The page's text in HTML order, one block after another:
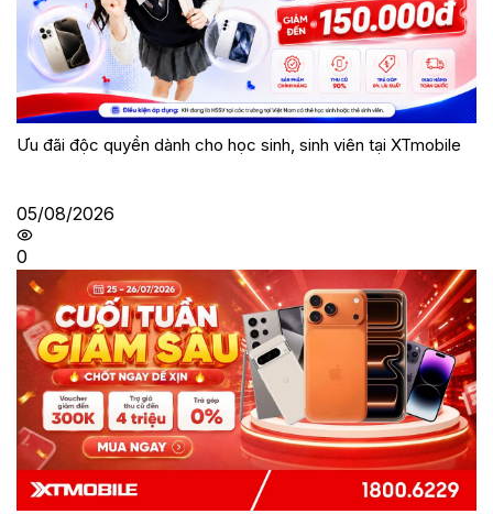
Ưu đãi độc quyền dành cho học sinh, sinh viên tại XTmobile
05/08/2026
0